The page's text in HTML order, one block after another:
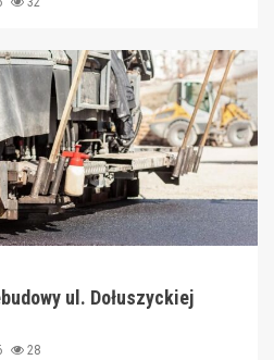
ul. Dołuszyckiej
28